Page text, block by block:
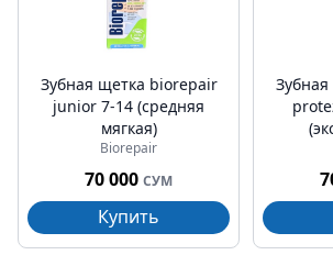
Зубная щетка biorepair
junior 7-14 (средняя
мягкая)
Biorepair
70 000 СУМ
Купить